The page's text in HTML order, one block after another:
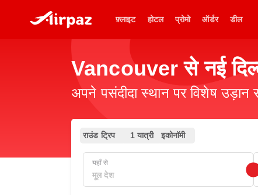
फ़्लाइट होटल प्रोमो ऑर्डर डील
Vancouver से नई
अपने पसंदीदा स्थान पर विशेष
राउंड ट्रिप 1 यात्री इकोनॉमी
यहाँ से